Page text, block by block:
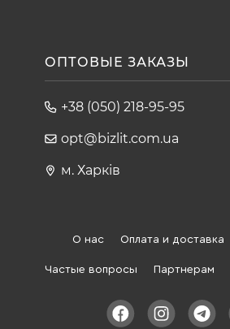
ОПТОВЫЕ ЗАКАЗЫ
+38 (050) 218-95-95
opt@bizlit.com.ua
м. Харків
О нас Оплата и доставка
Частые вопросы Партнерам